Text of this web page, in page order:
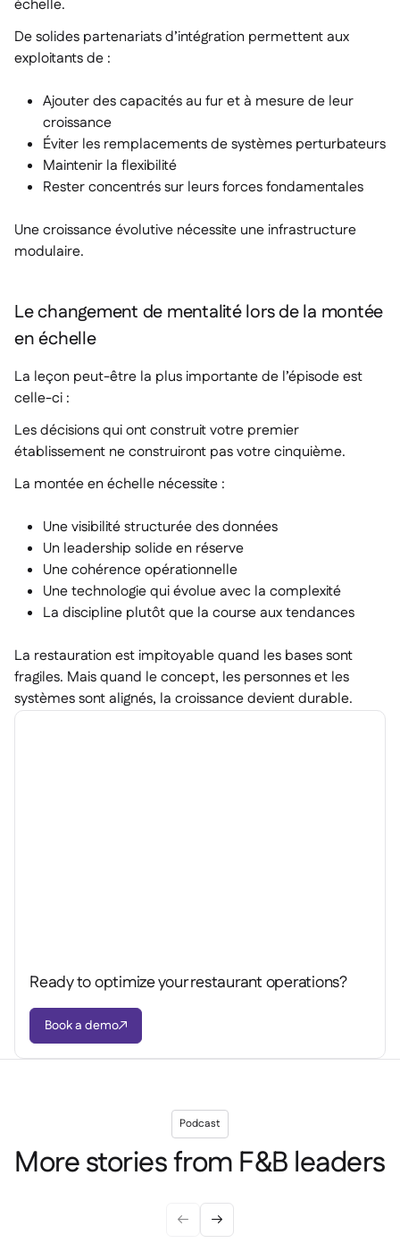
échelle.
De solides partenariats d’intégration permettent aux
exploitants de :
Ajouter des capacités au fur et à mesure de leur
croissance
Éviter les remplacements de systèmes perturbateurs
Maintenir la flexibilité
Rester concentrés sur leurs forces fondamentales
Une croissance évolutive nécessite une infrastructure
modulaire.
Le changement de mentalité lors de la montée
en échelle
La leçon peut-être la plus importante de l’épisode est
celle-ci :
Les décisions qui ont construit votre premier
établissement ne construiront pas votre cinquième.
La montée en échelle nécessite :
Une visibilité structurée des données
Un leadership solide en réserve
Une cohérence opérationnelle
Une technologie qui évolue avec la complexité
La discipline plutôt que la course aux tendances
La restauration est impitoyable quand les bases sont
fragiles. Mais quand le concept, les personnes et les
systèmes sont alignés, la croissance devient durable.
Ready to optimize your restaurant operations?
Book a demo
Podcast
More stories from F&B leaders
 